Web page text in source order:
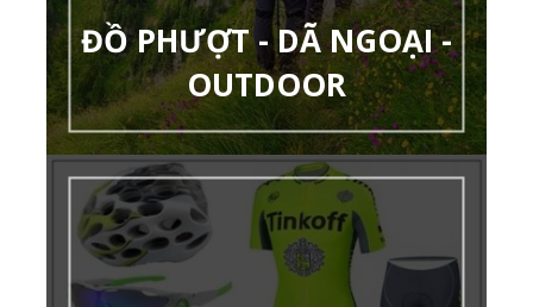
ĐỒ PHƯỢT - DÃ NGOẠI -
OUTDOOR